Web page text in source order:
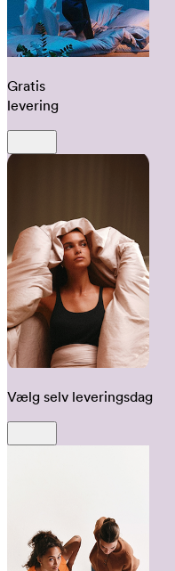
Gratis
levering
Vælg selv leveringsdag